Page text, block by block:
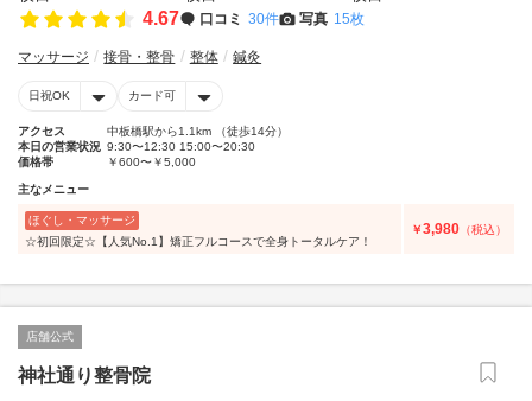
4.67 口コミ 30件 写真 15枚
マッサージ 接骨・整骨 整体 鍼灸
日祝OK カード可
アクセス
中板橋駅から1.1km （徒歩14分）
本日の営業状況 9:30〜12:30 15:00〜20:30
価格帯
￥600〜￥5,000
主なメニュー
ほぐし・マッサージ
☆初回限定☆【人気No.1】矯正フルコースで全身トータルケア！
￥3,980 （税込）
店舗公式
神社通り整骨院